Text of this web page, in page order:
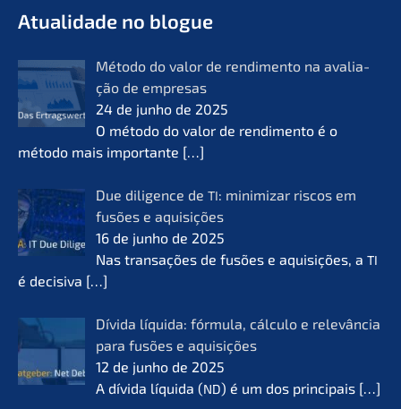
Atual­i­da­de no blogue
Método do valor de rendi­men­to na avalia­
ção de empre­sas
24 de junho de 2025
O método do valor de rendi­men­to é o
método mais importan­te […]
Due diligence de TI: minimi­zar riscos em
fusões e aquisi­ções
16 de junho de 2025
Nas transa­ções de fusões e aquisi­ções, a TI
é decisi­va […]
Dívida líqui­da: fórmu­la, cálcu­lo e relevân­cia
para fusões e aquisi­ções
12 de junho de 2025
A dívida líqui­da (ND) é um dos princi­pais […]